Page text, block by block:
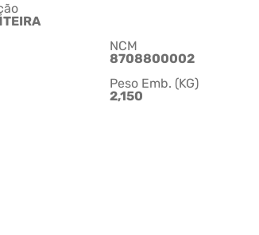
NCM
8708800002
Peso Emb. (KG)
2,150